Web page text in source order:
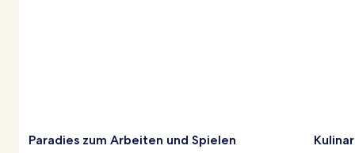
Paradies zum Arbeiten und Spielen